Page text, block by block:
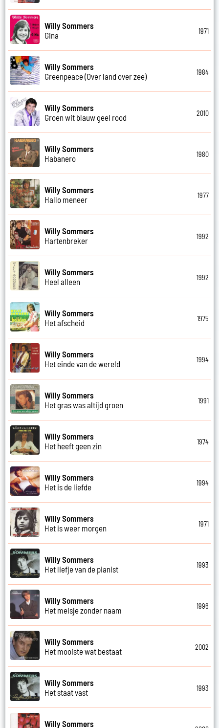
Willy Sommers
Gina
1971
Willy Sommers
Greenpeace (Over land over zee)
1984
Willy Sommers
Groen wit blauw geel rood
2010
Willy Sommers
Habanero
1980
Willy Sommers
Hallo meneer
1977
Willy Sommers
Hartenbreker
1992
Willy Sommers
Heel alleen
1992
Willy Sommers
Het afscheid
1975
Willy Sommers
Het einde van de wereld
1994
Willy Sommers
Het gras was altijd groen
1991
Willy Sommers
Het heeft geen zin
1974
Willy Sommers
Het is de liefde
1994
Willy Sommers
Het is weer morgen
1971
Willy Sommers
Het liefje van de pianist
1993
Willy Sommers
Het meisje zonder naam
1996
Willy Sommers
Het mooiste wat bestaat
2002
Willy Sommers
Het staat vast
1993
Willy Sommers